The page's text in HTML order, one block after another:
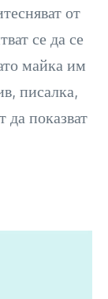
от
се да се
майка им
писалка,
да показват